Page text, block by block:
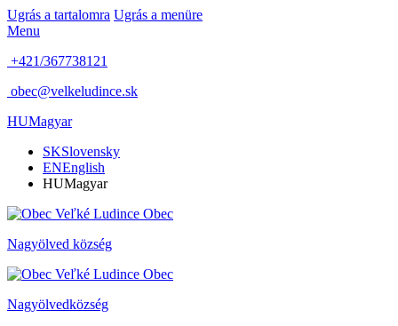
Ugrás a tartalomra Ugrás a menüre
Menu
+421/367738121
obec@velkeludince.sk
HUMagyar
SKSlovensky
ENEnglish
HUMagyar
Obec
Nagyölved község
Obec
Nagyölvedközség